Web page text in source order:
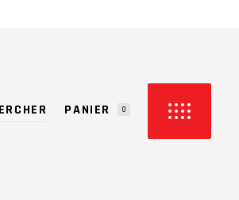
PANIER 0